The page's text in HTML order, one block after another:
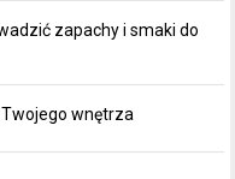
zapachy i smaki do
wnętrza